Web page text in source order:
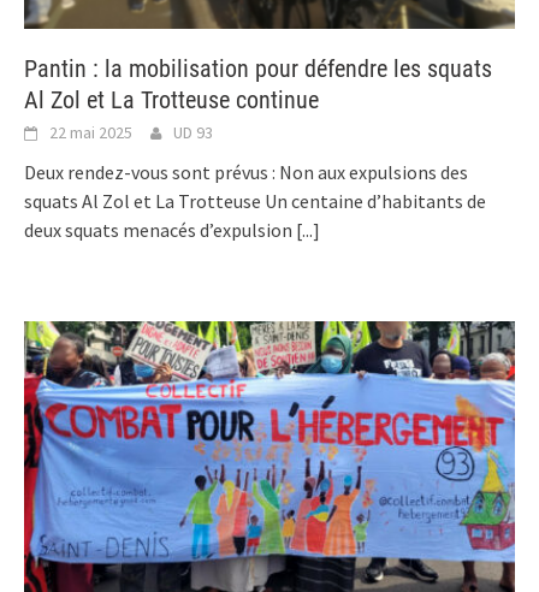
Pantin : la mobilisation pour défendre les squats
Al Zol et La Trotteuse continue
22 mai 2025 UD 93
Deux rendez-vous sont prévus : Non aux expulsions des
squats Al Zol et La Trotteuse Un centaine d’habitants de
deux squats menacés d’expulsion [...]